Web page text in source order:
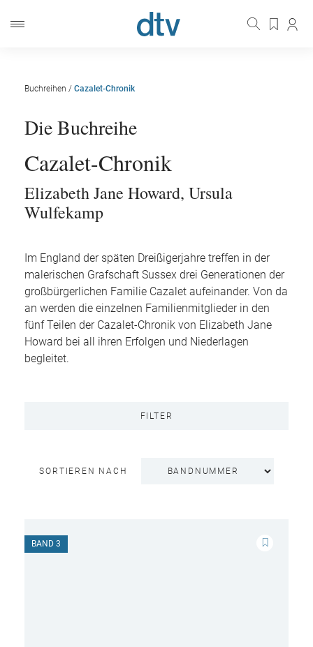
Buchreihen / Cazalet-Chronik
Die Buchreihe
Cazalet-Chronik
Elizabeth Jane Howard, Ursula
Wulfekamp
Im England der späten Dreißigerjahre treffen in der
malerischen Grafschaft Sussex drei Generationen der
großbürgerlichen Familie Cazalet aufeinander. Von da
an werden die einzelnen Familienmitglieder in den
fünf Teilen der Cazalet-Chronik von Elizabeth Jane
Howard bei all ihren Erfolgen und Niederlagen
begleitet.
FILTER
SORTIEREN NACH
BAND 3